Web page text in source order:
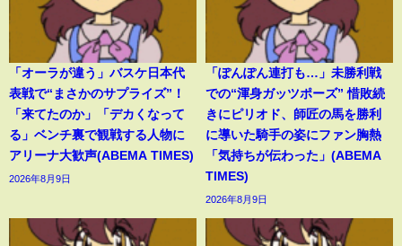
「オーラが違う」バスケ日本代
表戦で“まさかのサプライズ”！
「来てたのか」「デカくなって
る」ベンチ裏で観戦する人物に
アリーナ大歓声(ABEMA TIMES)
2026年8月9日
「ぽんぽん連打も…」未勝利戦
での“渾身ガッツポーズ” 惜敗続
きにピリオド、師匠の馬を勝利
に導いた騎手の姿にファン胸熱
「気持ちが伝わった」(ABEMA
TIMES)
2026年8月9日